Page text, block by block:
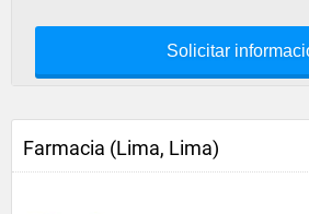
Solicitar
Farmacia (Lima, Lima)